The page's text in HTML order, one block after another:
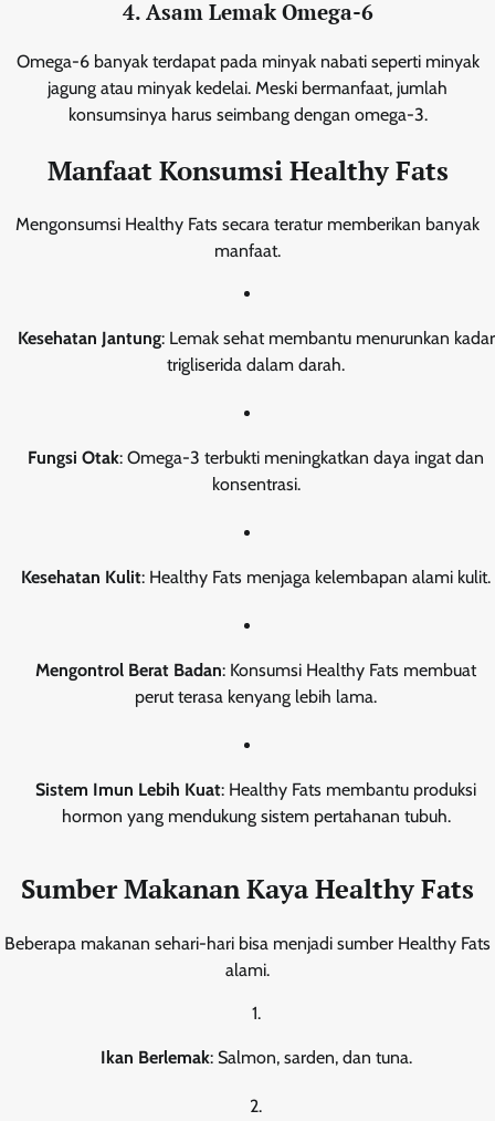
4. Asam Lemak Omega-6
Omega-6 banyak terdapat pada minyak nabati seperti minyak
jagung atau minyak kedelai. Meski bermanfaat, jumlah
konsumsinya harus seimbang dengan omega-3.
Manfaat Konsumsi Healthy Fats
Mengonsumsi Healthy Fats secara teratur memberikan banyak
manfaat.
Kesehatan Jantung: Lemak sehat membantu menurunkan kadar
trigliserida dalam darah.
Fungsi Otak: Omega-3 terbukti meningkatkan daya ingat dan
konsentrasi.
Kesehatan Kulit: Healthy Fats menjaga kelembapan alami kulit.
Mengontrol Berat Badan: Konsumsi Healthy Fats membuat
perut terasa kenyang lebih lama.
Sistem Imun Lebih Kuat: Healthy Fats membantu produksi
hormon yang mendukung sistem pertahanan tubuh.
Sumber Makanan Kaya Healthy Fats
Beberapa makanan sehari-hari bisa menjadi sumber Healthy Fats
alami.
Ikan Berlemak: Salmon, sarden, dan tuna.